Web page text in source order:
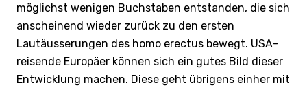
möglichst wenigen Buchstaben entstanden, die sich
anscheinend wieder zurück zu den ersten
Lautäusserungen des homo erectus bewegt. USA-
reisende Europäer können sich ein gutes Bild dieser
Entwicklung machen. Diese geht übrigens einher mit